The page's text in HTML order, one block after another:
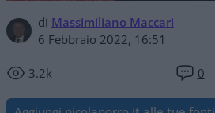
di Massimiliano Maccari
6 Febbraio 2022, 16:51
3.2k 0